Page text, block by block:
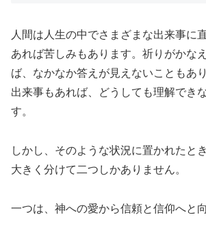
人間は人生の中でさまざまな出来事に
あれば苦しみもあります。祈りがかな
ば、なかなか答えが見えないこともあ
出来事もあれば、どうしても理解でき
す。
しかし、そのような状況に置かれたと
大きく分けて二つしかありません。
一つは、神への愛から信頼と信仰へと